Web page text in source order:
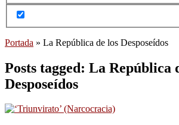
Portada » La República de los Desposeídos
Posts tagged: La República
Desposeídos